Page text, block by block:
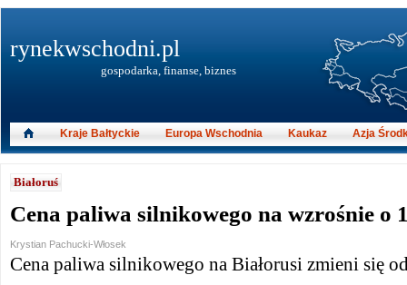
Białoruś
Cena paliwa silnikowego na wzrośnie o
Krystian Pachucki-Włosek
Cena paliwa silnikowego na Białorusi zmieni się
rynekwschodni.pl
gospodarka, finanse, biznes
Kraje Bałtyckie Europa Wschodnia Kaukaz Azja